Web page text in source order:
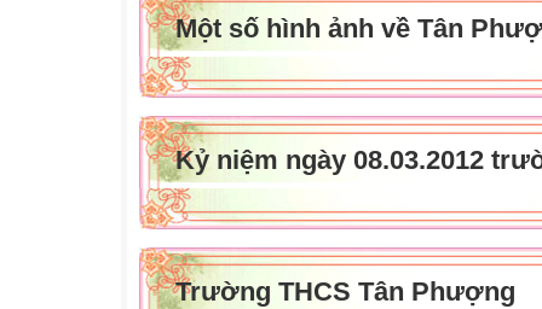
Một số hình ảnh về Tân
Kỷ niệm ngày 08.03.2012
Tr­ường THCS Tân Phượng